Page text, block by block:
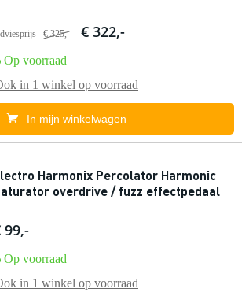
€ 325,- € 322,-
Op voorraad
in 1 winkel op voorraad
In mijn winkelwagen
Harmonix Percolator Harmonic
overdrive / fuzz effectpedaal
99,-
Op voorraad
in 1 winkel op voorraad